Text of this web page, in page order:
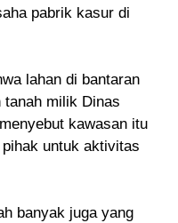
pabrik kasur di
lahan di bantaran
tanah milik Dinas
kawasan itu
untuk aktivitas
banyak juga yang